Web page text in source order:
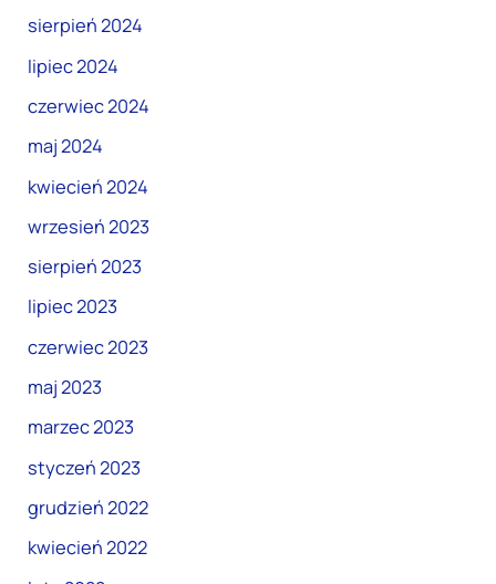
sierpień 2024
lipiec 2024
czerwiec 2024
maj 2024
kwiecień 2024
wrzesień 2023
sierpień 2023
lipiec 2023
czerwiec 2023
maj 2023
marzec 2023
styczeń 2023
grudzień 2022
kwiecień 2022